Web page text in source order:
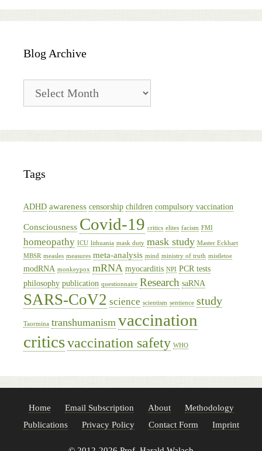
Blog Archive
Archive
Tags
ADHD awareness censorship children compulsory vaccination
Consciousness Covid-19 critics elites facism FMI
homeopathy ICU lithuania mask duty mask study Master Eckhart
MBSR measles measures meta-analysis mind ministry of truth mistletoe
modRNA monkeypox mRNA myocarditis NPI PCR tests
philosophy publication questionnaire Research saRNA
SARS-CoV2 science scientism sentience study
Taormina transhumanism vaccination
criticsvaccination safety WHO
Home Email Subscription About
Methodology
Publications
Privacy Policy Contact Form Imprint